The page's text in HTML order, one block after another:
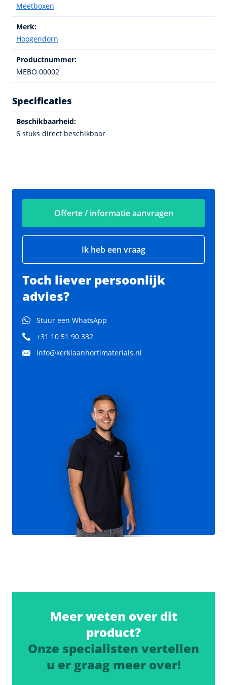
Meetboxen
Merk:
Hoogendorn
Productnummer:
MEBO.00002
Specificaties
Beschikbaarheid:
6 stuks direct beschikbaar
Offerte / informatie aanvragen
Ik heb een vraag
Toch liever persoonlijk
advies?
Stuur een WhatsApp
+31 10 51 90 332
info@kerklaanhortimaterials.nl
Meer weten over dit
product?
Onze specialisten vertellen
u er graag meer over!